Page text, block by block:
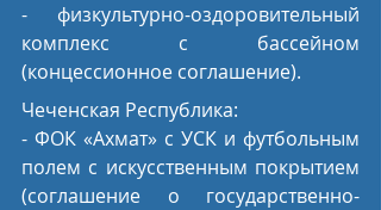
- физкультурно-оздоровительный
комплекс с бассейном
(концессионное соглашение).
Чеченская Республика:
- ФОК «Ахмат» с УСК и футбольным
полем с искусственным покрытием
(соглашение о государственно-